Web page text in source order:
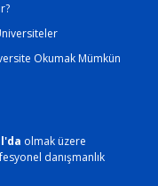
Okumak Mümkün
olmak üzere
danışmanlık